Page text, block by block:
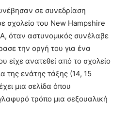
σε συνεδρίαση
σχολείο του New Hampshire
όταν αστυνομικός συνέλαβε
την οργή ​​του για ένα
είχε ανατεθεί από το σχολείο
της ενάτης τάξης (14, 15
μια σελίδα όπου
τρόπο μια σεξουαλική